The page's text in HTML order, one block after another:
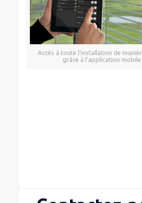
Accès à toute l’installation de
grâce à l’application mobile